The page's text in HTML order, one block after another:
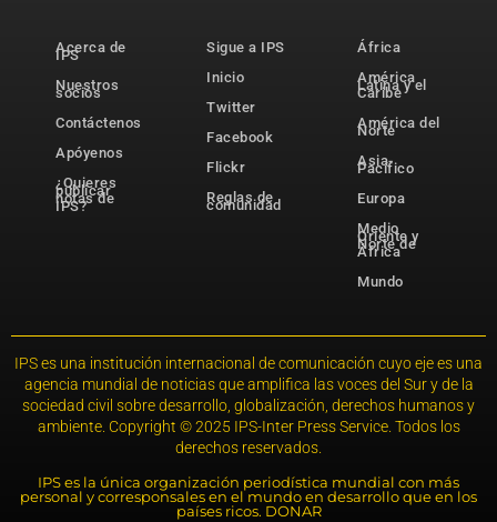
Acerca de
IPS
Nuestros
socios
Contáctenos
Apóyenos
¿Quieres
publicar
notas de
IPS?
Sigue a IPS
Inicio
Twitter
Facebook
Flickr
Reglas de
comunidad
África
América
Latina y el
Caribe
América del
Norte
Asia-
Pacífico
Europa
Medio
Oriente y
Norte de
África
Mundo
IPS es una institución internacional de comunicación cuyo eje es una
agencia mundial de noticias que amplifica las voces del Sur y de la
sociedad civil sobre desarrollo, globalización, derechos humanos y
ambiente. Copyright © 2025 IPS-Inter Press Service. Todos los
derechos reservados.
IPS es la única organización periodística mundial con más
personal y corresponsales en el mundo en desarrollo que en los
países ricos. DONAR